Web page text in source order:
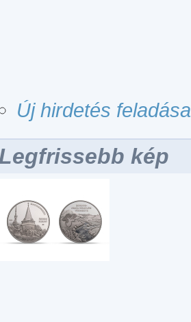
Új hirdetés feladása
kép